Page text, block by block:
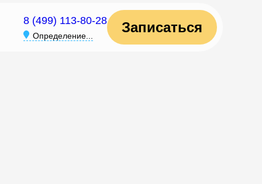
8 (499) 113-80-28
Определение...
Записаться